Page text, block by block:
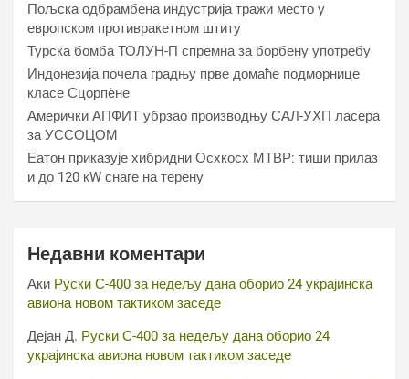
Пољска одбрамбена индустрија тражи место у
европском противракетном штиту
Турска бомба ТОЛУН-П спремна за борбену употребу
Индонезија почела градњу прве домаће подморнице
класе Сцорпèне
Амерички АПФИТ убрзао производњу САЛ-УХП ласера
за УССОЦОМ
Еатон приказује хибридни Осхкосх МТВР: тиши прилаз
и до 120 кW снаге на терену
Недавни коментари
Аки Руски С-400 за недељу дана оборио 24 украјинска
авиона новом тактиком заседе
Дејан Д. Руски С-400 за недељу дана оборио 24
украјинска авиона новом тактиком заседе